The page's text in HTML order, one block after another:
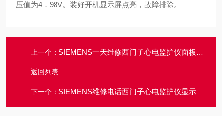
压值为4．98V。装好开机显示屏点亮，故障排除。
上一个： SIEMENS一天维修西门子心电监护仪面板按键都没反应维修电话
返回列表
下一个： SIEMENS维修电话西门子心电监护仪显示器开机白屏画面维修